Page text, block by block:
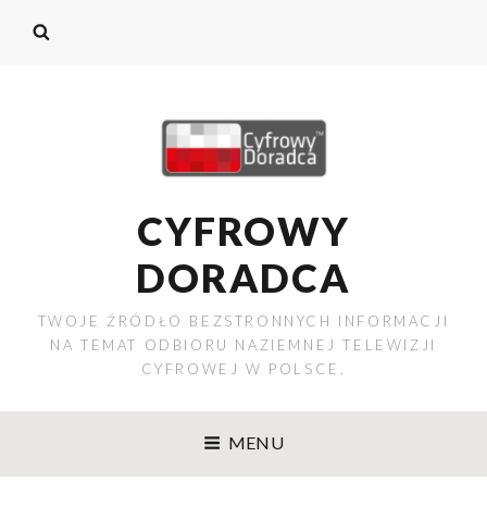
CYFROWY
DORADCA
TWOJE ŹRÓDŁO BEZSTRONNYCH INFORMACJI
NA TEMAT ODBIORU NAZIEMNEJ TELEWIZJI
CYFROWEJ W POLSCE.
MENU